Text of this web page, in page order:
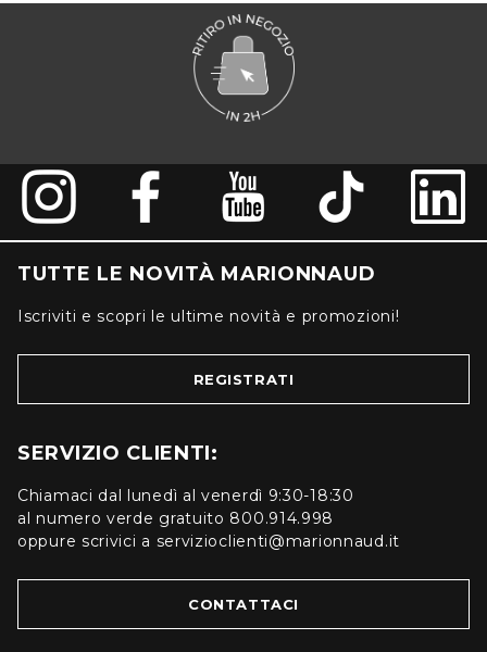
TUTTE LE NOVITÀ MARIONNAUD
Iscriviti e scopri le ultime novità e promozioni!
REGISTRATI
SERVIZIO CLIENTI:
Chiamaci dal lunedì al venerdì 9:30-18:30
al numero verde gratuito 800.914.998
oppure scrivici a servizioclienti@marionnaud.it
CONTATTACI